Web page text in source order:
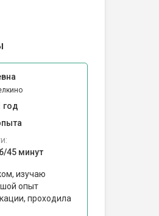
год
45 минут
изучаю
опыт
проходила